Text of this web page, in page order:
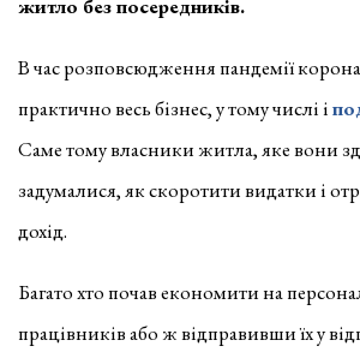
житло без посередників.
В час розповсюдження пандемії
практично весь бізнес, у тому числі і
Саме тому власники житла, яке вони
задумалися, як скоротити видатки і
дохід.
Багато хто почав економити на
працівників або ж відправивши їх у